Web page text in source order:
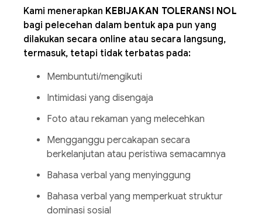
Kami menerapkan KEBIJAKAN TOLERANSI NOL
bagi pelecehan dalam bentuk apa pun yang
dilakukan secara online atau secara langsung,
termasuk, tetapi tidak terbatas pada:
Membuntuti/mengikuti
Intimidasi yang disengaja
Foto atau rekaman yang melecehkan
Mengganggu percakapan secara
berkelanjutan atau peristiwa semacamnya
Bahasa verbal yang menyinggung
Bahasa verbal yang memperkuat struktur
dominasi sosial